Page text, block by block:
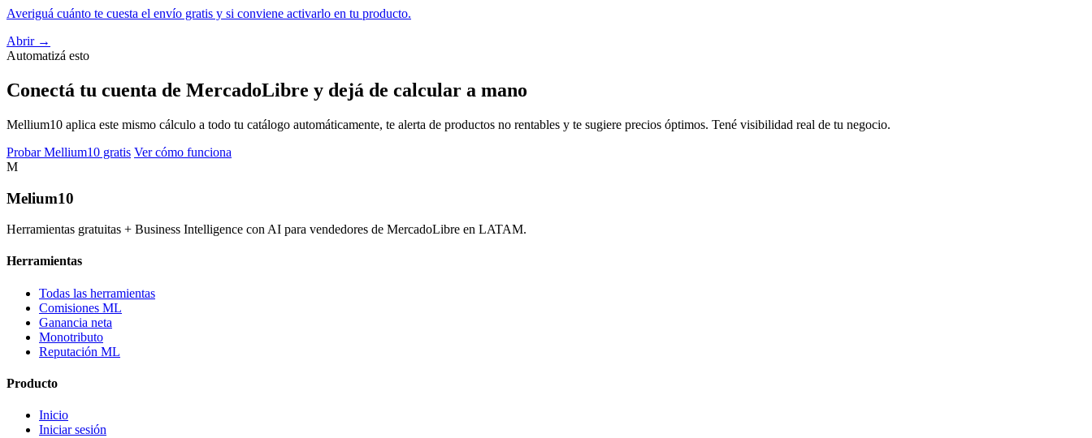
Averiguá cuánto te cuesta el envío gratis y si conviene activarlo en tu producto.
Abrir →
Automatizá esto
Conectá tu cuenta de MercadoLibre y dejá de calcular a mano
Mellium10 aplica este mismo cálculo a todo tu catálogo automáticamente, te alerta de productos no rentables y te sugiere precios óptimos. Tené visibilidad real de tu negocio.
Probar Mellium10 gratis Ver cómo funciona
M
Melium10
Herramientas gratuitas + Business Intelligence con AI para vendedores de MercadoLibre en LATAM.
Herramientas
Todas las herramientas
Comisiones ML
Ganancia neta
Monotributo
Reputación ML
Producto
Inicio
Iniciar sesión